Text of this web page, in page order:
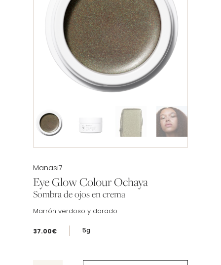
Manasi7
Eye Glow Colour Ochaya
Sombra de ojos en crema
Marrón verdoso y dorado
37.00€ 5g